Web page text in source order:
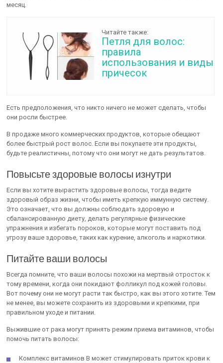
месяц.
Читайте также:
Петля для волос:
правила
использования и виды
причесок
Есть предположения, что никто ничего не может сделать, чтобы
они росли быстрее.
В продаже много коммерческих продуктов, которые обещают
более быстрый рост волос. Если вы покупаете эти продукты,
будьте реалистичны, потому что они могут не дать результатов.
Повысьте здоровые волосы изнутри
Если вы хотите вырастить здоровые волосы, тогда ведите
здоровый образ жизни, чтобы иметь крепкую иммунную систему.
Это означает, что вы должны соблюдать здоровую и
сбалансированную диету, делать регулярные физические
упражнения и избегать пороков, которые могут поставить под
угрозу ваше здоровье, таких как курение, алкоголь и наркотики.
Питайте ваши волосы
Всегда помните, что ваши волосы похожи на мертвый отросток к
тому времени, когда они покидают фолликул под кожей головы.
Вот почему они не могут расти так быстро, как вы этого хотите. Тем
не менее, вы можете сохранить из здоровыми и крепкими, при
правильном уходе и питании.
Выжившие от рака могут принять режим приема витаминов, чтобы
помочь питать волосы:
Комплекс витаминов В может стимулировать приток крови к